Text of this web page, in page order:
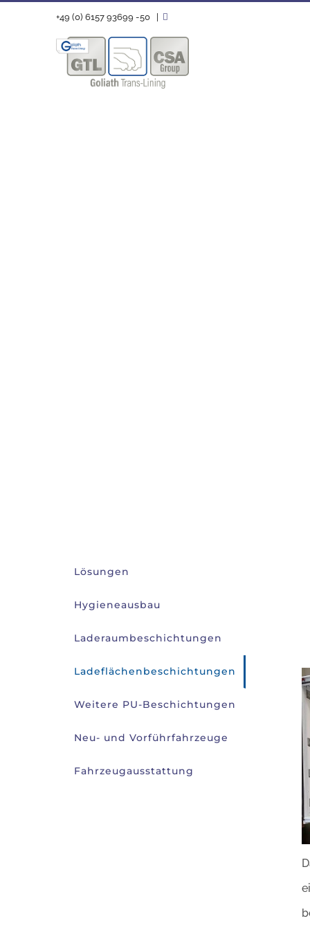
+49 (0) 6157 93699 -50
Lösungen
Hygieneausbau
Laderaumbeschichtungen
Ladeflächenbeschichtungen
Weitere PU-Beschichtungen
Neu- und Vorführfahrzeuge
Fahrzeugausstattung